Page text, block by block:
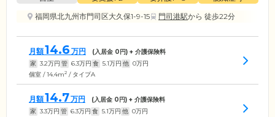
福岡県北九州市門司区大久保1-9-15
門司港駅から 徒歩22分
月額14.6 万円 (入居金 0円) + 介護保険料
家 3.2万円 管 6.3万円 食 5.1万円 他 0万円
個室 / 14.4m2 / タイプA
月額14.7万円 (入居金 0円) + 介護保険料
家 3.3万円 管 6.3万円 食 5.1万円 他 0万円